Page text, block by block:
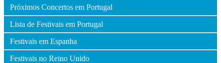
Próximos Concertos em Portugal
Lista de Festivais em Portugal
Festivais em Espanha
Festivais no Reino Unido